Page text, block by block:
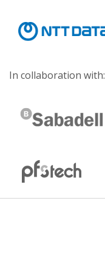
In collaboration with: